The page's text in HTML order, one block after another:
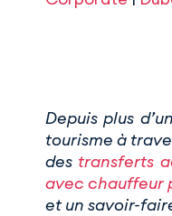
Depuis plus
tourisme à
des transferts
avec chauffeur
et un savoir-